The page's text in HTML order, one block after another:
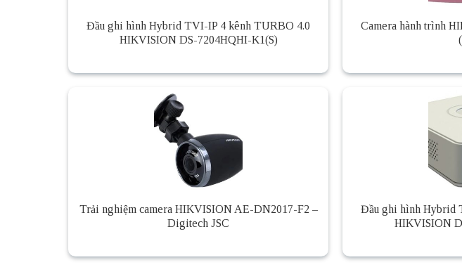
Đầu ghi hình Hybrid TVI-IP 4 kênh TURBO 4.0
HIKVISION DS-7204HQHI-K1(S)
Camera hành trình
Trải nghiệm camera HIKVISION AE-DN2017-F2 –
Digitech JSC
Đầu ghi hình Hybrid
HIKVISION